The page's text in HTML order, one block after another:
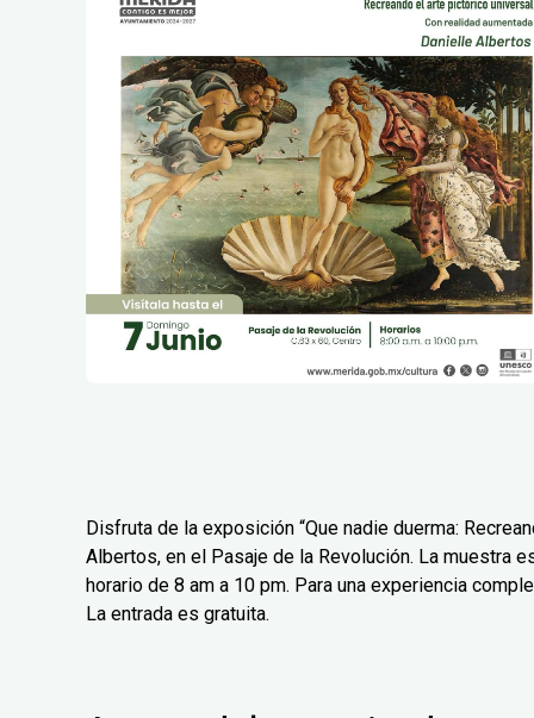
Disfruta de la exposición “Que nadie duerma:
Albertos, en el Pasaje de la Revolución. La muestra
horario de 8 am a 10 pm. Para una experiencia
La entrada es gratuita.